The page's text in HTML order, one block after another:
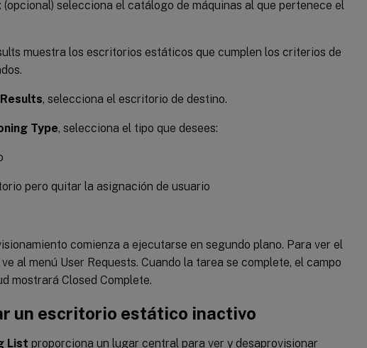
: (opcional) selecciona el catálogo de máquinas al que pertenece el
muestra los escritorios estáticos que cumplen los criterios de
, selecciona el escritorio de destino.
Type, selecciona el tipo que desees:
pero quitar la asignación de usuario
comienza a ejecutarse en segundo plano. Para ver el
al menú User Requests. Cuando la tarea se complete, el campo
mostrará Closed Complete.
un escritorio estático inactivo
List proporciona un lugar central para ver y desaprovisionar